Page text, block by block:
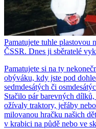
Pamatujete tuhle plastovou
ČSSR. Dnes ji sběratelé
Pamatujete si na ty
obýváku, kdy jste pod
sedmdesátých či
Stačilo pár barevných
ožívaly traktory, jeřáby
milovanou hračku našich
v krabici na půdě nebo ve